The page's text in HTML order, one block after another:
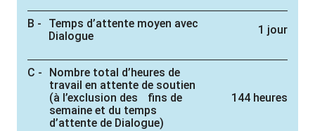
Temps d’attente moyen avec
Dialogue
1 jour
Nombre total d’heures de
travail en attente de soutien
(à l’exclusion des fins de
semaine et du temps
d’attente de Dialogue)
144 heures